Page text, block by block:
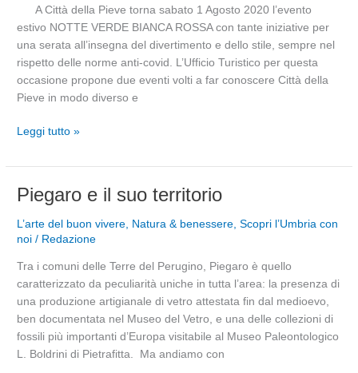
A Città della Pieve torna sabato 1 Agosto 2020 l’evento
estivo NOTTE VERDE BIANCA ROSSA con tante iniziative per
una serata all’insegna del divertimento e dello stile, sempre nel
rispetto delle norme anti-covid. L’Ufficio Turistico per questa
occasione propone due eventi volti a far conoscere Città della
Pieve in modo diverso e
Città
della
Pieve:
le
proposte
dell’Ufficio
Leggi tutto »
Piegaro e il suo territorio
L’arte del buon vivere, Natura & benessere,Scopri l’Umbria con
noi / Redazione
Tra i comuni delle Terre del Perugino, Piegaro è quello
caratterizzato da peculiarità uniche in tutta l’area: la presenza di
una produzione artigianale di vetro attestata fin dal medioevo,
ben documentata nel Museo del Vetro, e una delle collezioni di
fossili più importanti d’Europa visitabile al Museo Paleontologico
L. Boldrini di Pietrafitta. Ma andiamo con
Piegaro
il
suo
territorio